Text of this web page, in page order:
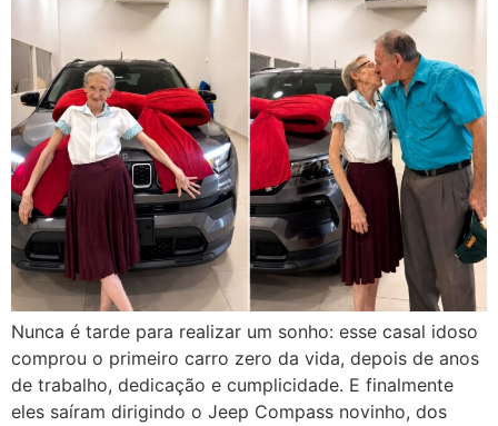
Nunca é tarde para realizar um sonho: esse casal idoso
comprou o primeiro carro zero da vida, depois de anos
de trabalho, dedicação e cumplicidade. E finalmente
eles saíram dirigindo o Jeep Compass novinho, dos